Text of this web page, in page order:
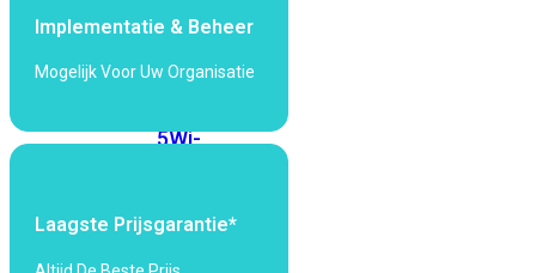
Fi
Generatie
Wi-
5Wi-
Fi
Implementatie & Beheer
Mogelijk Voor Uw Organisatie
Laagste Prijsgarantie*